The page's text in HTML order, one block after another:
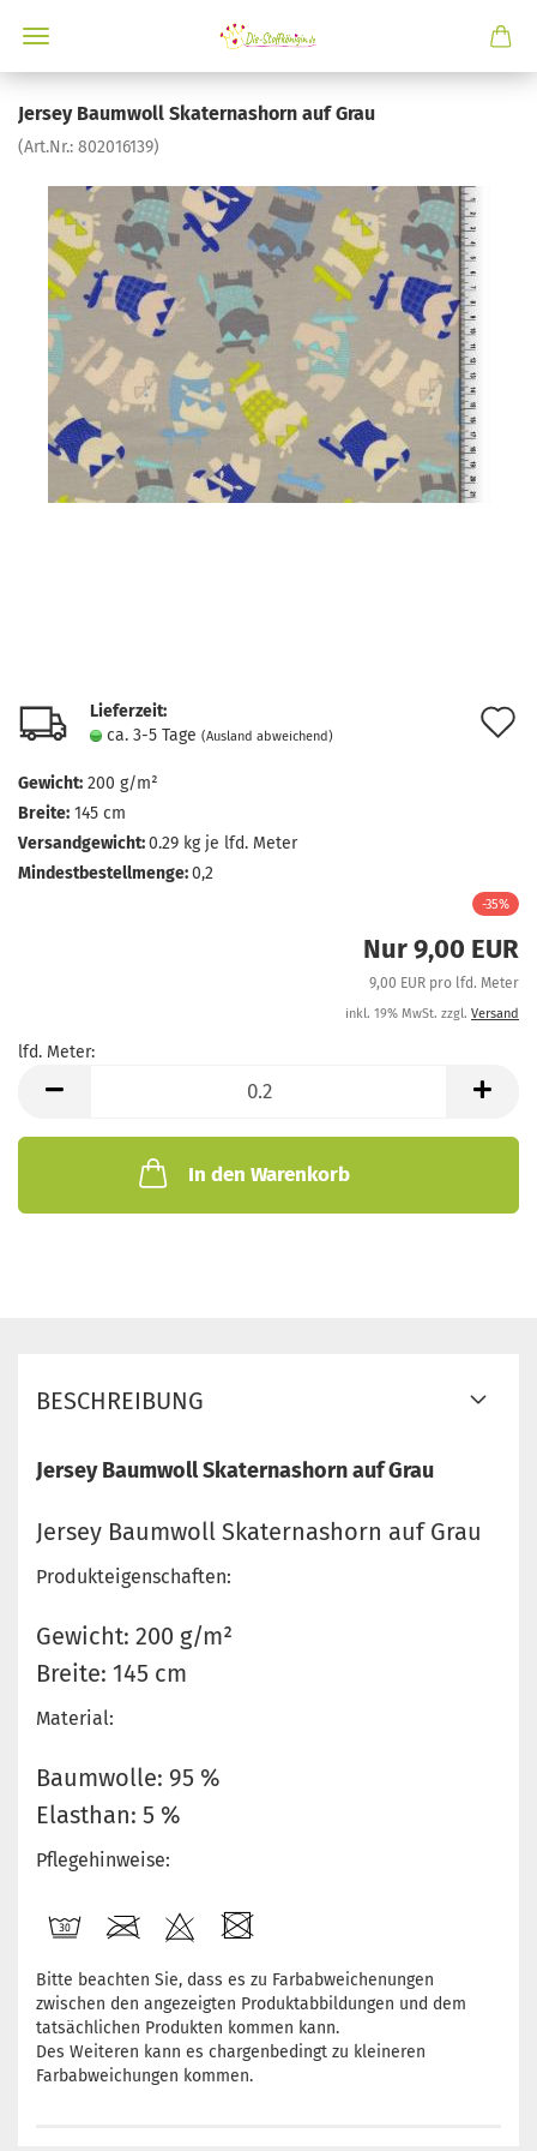
Jersey Baumwoll Skaternashorn auf Grau
(Art.Nr.: 802016139)
Lieferzeit:
ca. 3-5 Tage (Ausland abweichend)
Gewicht: 200 g/m²
Breite: 145 cm
Versandgewicht:0.29 kg je lfd. Meter
Mindestbestellmenge:0,2
-35%
Nur 9,00 EUR
9,00 EUR pro lfd. Meter
inkl. 19% MwSt. zzgl. Versand
lfd. Meter:
Meter
In den Warenkorb
BESCHREIBUNG
Jersey Baumwoll Skaternashorn auf Grau
Jersey Baumwoll Skaternashorn auf Grau
Produkteigenschaften:
Gewicht: 200 g/m²
Breite: 145 cm
Material:
Baumwolle: 95 %
Elasthan: 5 %
Pflegehinweise:
Bitte beachten Sie, dass es zu Farbabweichenungen
zwischen den angezeigten Produktabbildungen und dem
tatsächlichen Produkten kommen kann.
Des Weiteren kann es chargenbedingt zu kleineren
Farbabweichungen kommen.